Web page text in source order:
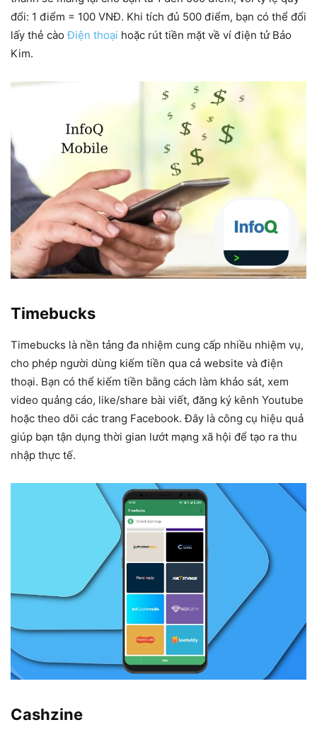
đổi: 1 điểm = 100 VNĐ. Khi tích đủ 500 điểm, bạn có thể đổi
lấy thẻ càoĐiện thoại hoặc rút tiền mặt về ví điện tử Bảo
Kim.
Timebucks
Timebucks là nền tảng đa nhiệm cung cấp nhiều nhiệm vụ,
cho phép người dùng kiếm tiền qua cả website và điện
thoại. Bạn có thể kiếm tiền bằng cách làm khảo sát, xem
video quảng cáo, like/share bài viết, đăng ký kênh Youtube
hoặc theo dõi các trang Facebook. Đây là công cụ hiệu quả
giúp bạn tận dụng thời gian lướt mạng xã hội để tạo ra thu
nhập thực tế.
Cashzine